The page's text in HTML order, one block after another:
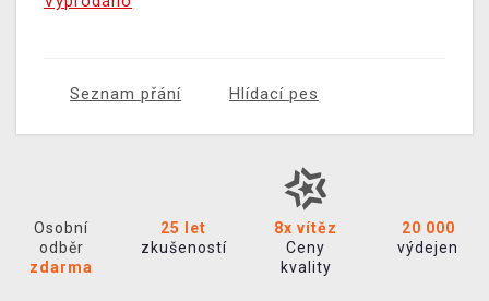
Seznam přání Hlídací pes
Osobní
odběr
zdarma
25 let
zkušeností
8x vítěz
Ceny
kvality
20 000
výdejen